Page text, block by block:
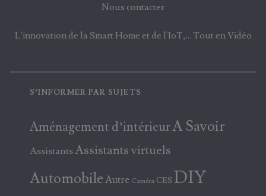
Nous contacter
L'innovation de la Smart Home et de l'IoT,... Tout en Vidéo
S’INFORMER PAR SUJETS
Aménagement d’intérieurA Savoir
AssistantsAssistants virtuels
AutomobileAutre Caméra CES DIY